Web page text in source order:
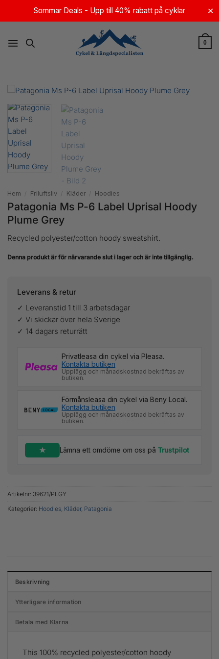
Sommar Deals - Upp till 40% rabatt på cyklar ✕
0
Hem / Friluftsliv / Kläder / Hoodies
Patagonia Ms P-6 Label Uprisal Hoody
Plume Grey
Recycled polyester/cotton hoody sweatshirt.
Denna produkt är för närvarande slut i lager och är inte tillgänglig.
Leverans & retur
✓ Leveranstid 1 till 3 arbetsdagar
✓ Vi skickar över hela Sverige
✓ 14 dagars returrätt
Privatleasa din cykel via Pleasa.
Kontakta butiken
Upplägg och månadskostnad bekräftas av
butiken.
Förmånsleasa din cykel via Beny Local.
Kontakta butiken
Upplägg och månadskostnad bekräftas av
butiken.
Lämna ett omdöme om oss på Trustpilot
Artikelnr: 39621/PLGY
Kategorier: Hoodies, Kläder, Patagonia
Beskrivning
Ytterligare information
Betala med Klarna
This 100% recycled polyester/cotton hoody